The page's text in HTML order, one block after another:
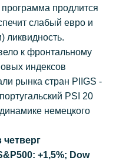
продлится
слабый евро и
ликвидность.
к фронтальному
индексов
рынка стран PIIGS -
PSI 20
немецкого
+1,5%; Dow